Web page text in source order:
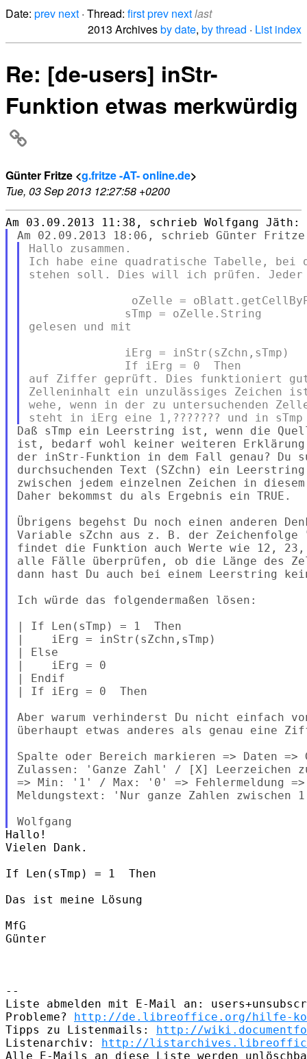
Date: prev next · Thread: firstprev nextlast
2013 Archivesby date, by thread · List index
Re: [de-users] inStr-
Funktion etwas merkwürdig
Günter Fritze <g.fritze -AT- online.de>
Tue, 03 Sep 2013 12:27:58 +0200
Hallo zusammen.
Ich habe eine quadratische Tabelle,
stehen soll. Dies will ich prüfen.
oZelle =
              sTmp = oZelle.String
gelesen und mit
              iErg = inStr(sZchn,sTmp)
              If iErg = 0  Then
auf Ziffer geprüft. Dies funktioniert gut,
Zelleninhalt ein unzulässiges Zeichen
wehe, wenn in der zu untersuchenden
Daß sTmp ein Leerstring ist, wenn die
ist, bedarf wohl keiner weiteren
der inStr-Funktion in dem Fall genau? Du
durchsuchenden Text (SZchn) ein
zwischen jedem einzelnen Zeichen in
Daher bekommst du als Ergebnis ein TRUE.
Übrigens begehst Du noch einen anderen
Variable sZchn aus z. B. der Zeichenfolge
findet die Funktion auch Werte wie 12,
alle Fälle überprüfen, ob die Länge des
dann hast Du auch bei einem Leerstring
Ich würde das folgendermaßen lösen:
| If Len(sTmp) = 1  Then
|    iErg = inStr(sZchn,sTmp)
| Else
|    iErg = 0
| Endif
| If iErg = 0  Then
Aber warum verhinderst Du nicht einfach
überhaupt etwas anderes als genau eine
Spalte oder Bereich markieren => Daten
Zulassen: 'Ganze Zahl' / [X] Leerzeichen
=> Min: '1' / Max: '0' => Fehlermeldung
Meldungstext: 'Nur ganze Zahlen
Hallo!
Vielen Dank.
If Len(sTmp) = 1  Then
Das ist meine Lösung
MfG
Günter
--
Liste abmelden mit E-Mail an:
Probleme? http://de.libreoffice.org/hilfe-
Tipps zu Listenmails: http://
Listenarchiv: http://